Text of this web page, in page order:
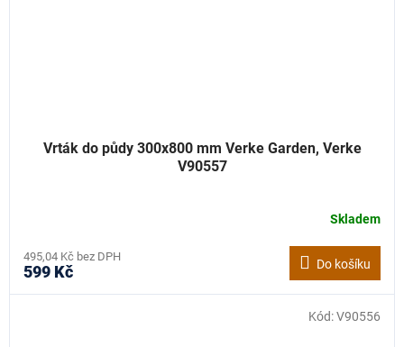
Vrták do půdy 300x800 mm Verke Garden, Verke
V90557
Skladem
495,04 Kč bez DPH
599 Kč Do košíku
Kód:V90556